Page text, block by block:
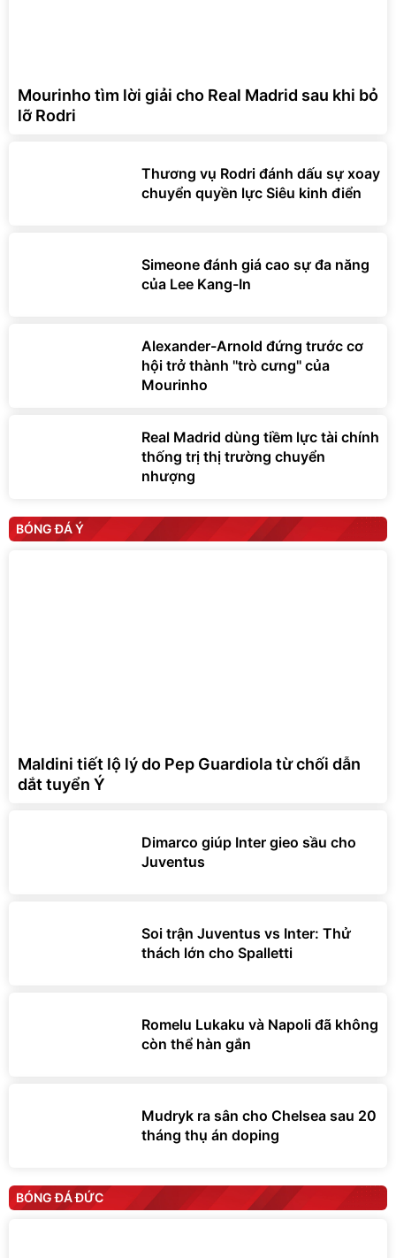
Mourinho tìm lời giải cho Real Madrid sau khi bỏ
lỡ Rodri
Thương vụ Rodri đánh dấu sự xoay
chuyển quyền lực Siêu kinh điển
Simeone đánh giá cao sự đa năng
của Lee Kang-In
Alexander-Arnold đứng trước cơ
hội trở thành ''trò cưng'' của
Mourinho
Real Madrid dùng tiềm lực tài chính
thống trị thị trường chuyển
nhượng
BÓNG ĐÁ Ý
Maldini tiết lộ lý do Pep Guardiola từ chối dẫn
dắt tuyển Ý
Dimarco giúp Inter gieo sầu cho
Juventus
Soi trận Juventus vs Inter: Thử
thách lớn cho Spalletti
Romelu Lukaku và Napoli đã không
còn thể hàn gắn
Mudryk ra sân cho Chelsea sau 20
tháng thụ án doping
BÓNG ĐÁ ĐỨC